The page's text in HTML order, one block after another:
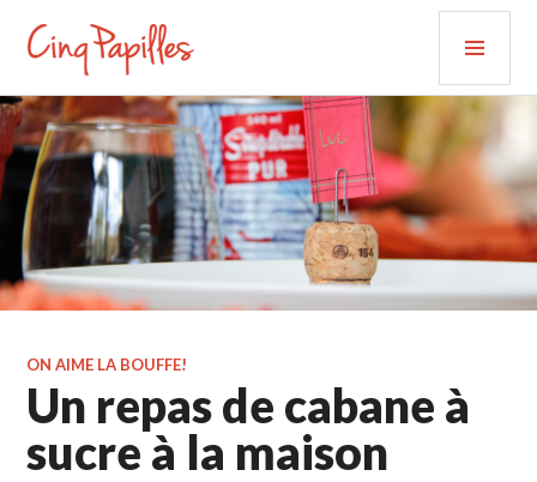
principal
CINQ PAPILLES
ON AIME LA BOUFFE!
Un repas de cabane à
sucre à la maison